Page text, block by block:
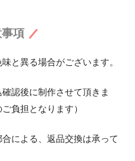
項
と異る場合がございます。
認後に制作させて頂きま
負担となります）
による、返品交換は承って